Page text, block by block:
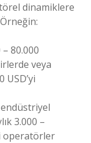
dinamiklere
80.000
veya
endüstriyel
3.000 –
operatörler